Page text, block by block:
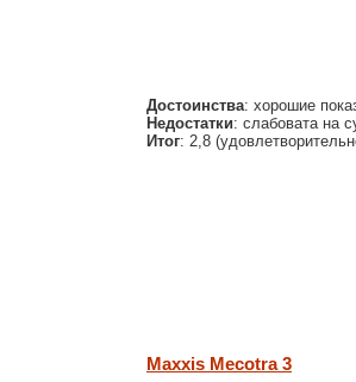
Достоинства: хорошие
Недостатки: слабовата на
Итог: 2,8
Maxxis Mecotra 3